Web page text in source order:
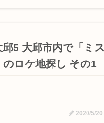
5 大邱市内で「ミス
ロケ地探し その1
2020/5/20